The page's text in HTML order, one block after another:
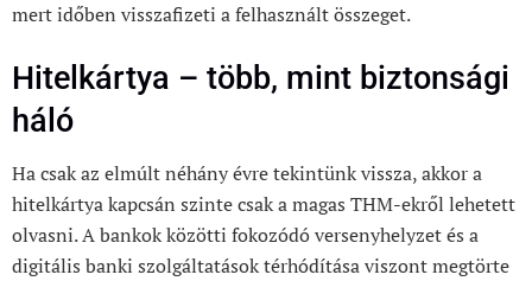
mert időben visszafizeti a felhasznált összeget.
Hitelkártya – több, mint biztonsági
háló
Ha csak az elmúlt néhány évre tekintünk vissza, akkor a
hitelkártya kapcsán szinte csak a magas THM-ekről lehetett
olvasni. A bankok közötti fokozódó versenyhelyzet és a
digitális banki szolgáltatások térhódítása viszont megtörte